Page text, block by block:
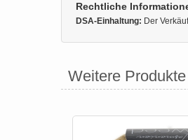
Rechtliche
DSA-Einhaltung: Der
Weitere